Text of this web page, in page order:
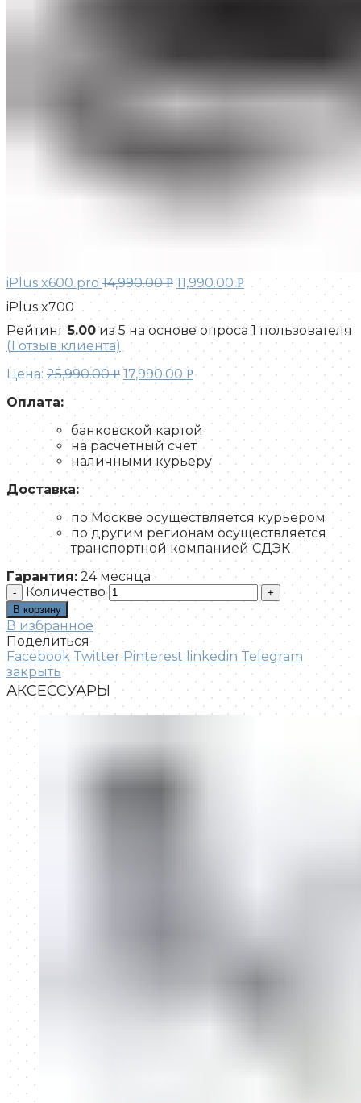
iPlus x600 pro14,990.00Р 11,990.00Р
iPlus x700
Рейтинг5.00из 5 на основе опроса 1 пользователя
(1 отзыв клиента)
Цена: 25,990.00Р 17,990.00 Р
Оплата:
банковской картой
на расчетный счет
наличными курьеру
Доставка:
по Москве осуществляется курьером
по другим регионам осуществляется
транспортной компанией СДЭК
Гарантия: 24 месяца
Количество
В корзину
В избранное
Поделиться
Facebook Twitter Pinterest linkedin Telegram
закрыть
АКСЕССУАРЫ